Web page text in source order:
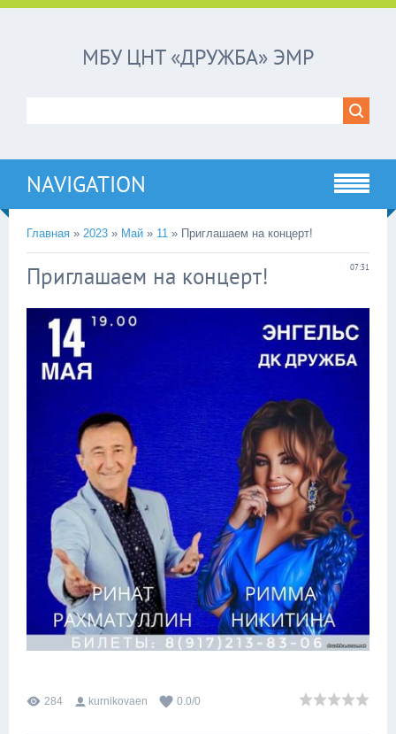
МБУ ЦНТ «ДРУЖБА» ЭМР
NAVIGATION
Главная » 2023 » Май » 11 » Приглашаем на концерт!
07:31
Приглашаем на концерт!
284 kurnikovaen 0.0/0